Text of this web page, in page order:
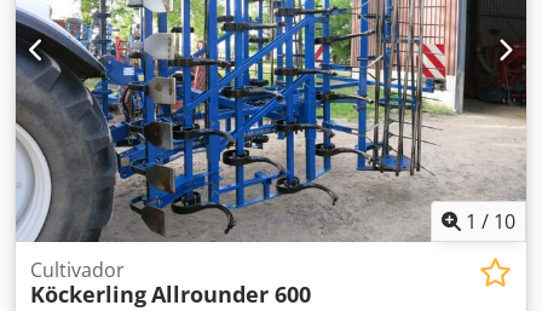
1 / 10
Cultivador
KöckerlingAllrounder 600